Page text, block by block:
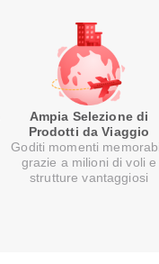
Ampia Selezione di
Prodotti da Viaggio
Goditi momenti
grazie a milioni di voli e
strutture vantaggiosi